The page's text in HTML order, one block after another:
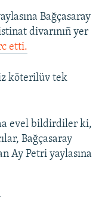
Bağçasaray
divarınıñ yer
etti.
köterilüv tek
evel bildirdiler ki,
Bağçasaray
Ay Petri yaylasına